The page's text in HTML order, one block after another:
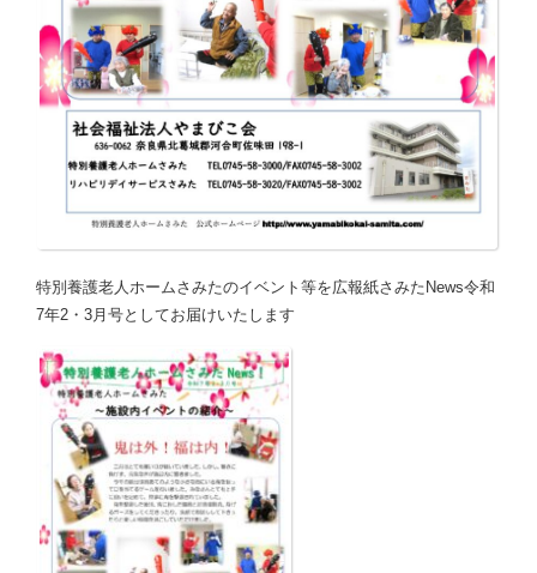
特別養護老人ホームさみたのイベント等を広報紙さみたNews令和
7年2・3月号としてお届けいたします